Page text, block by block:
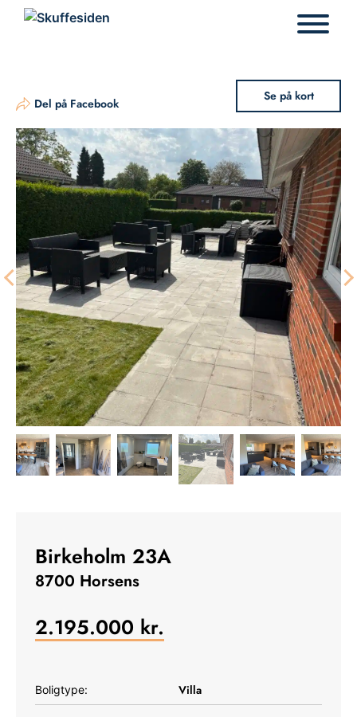
Del på Facebook Se på kort
Birkeholm 23A
8700 Horsens
2.195.000 kr.
Boligtype: Villa